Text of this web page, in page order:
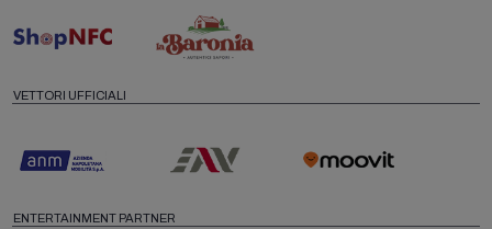
VETTORI UFFICIALI
ENTERTAINMENT PARTNER